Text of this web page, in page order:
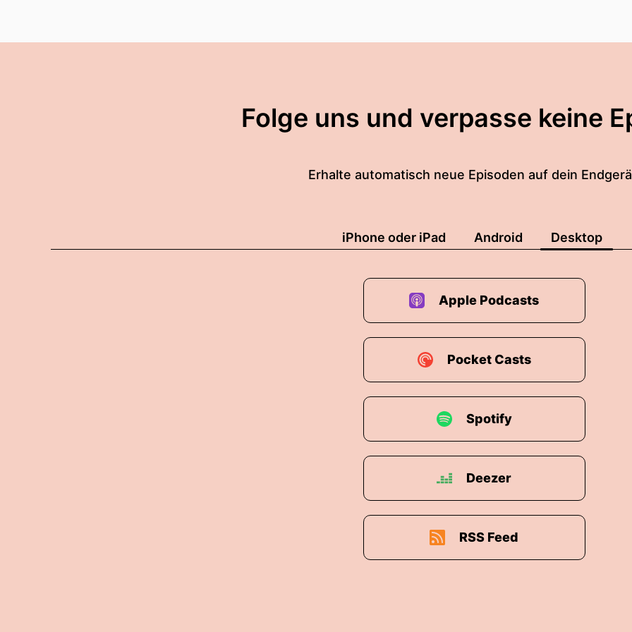
Folge uns und verpasse keine
Erhalte automatisch neue Episoden auf dein
iPhone oder iPad Android Desktop
Apple Podcasts
Pocket Casts
Spotify
Deezer
RSS Feed